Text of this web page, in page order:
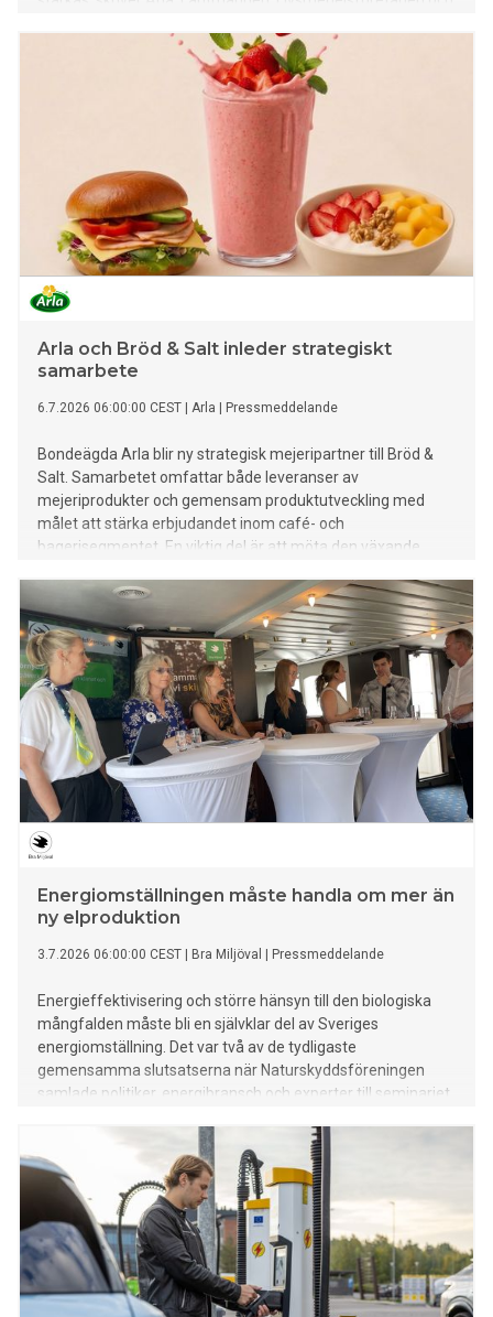
Arla och Bröd & Salt inleder strategiskt
samarbete
6.7.2026 06:00:00 CEST Arla Pressmeddelande
Bondeägda Arla blir ny strategisk mejeripartner till Bröd &
Salt. Samarbetet omfattar både leveranser av
mejeriprodukter och gemensam produktutveckling med
målet att stärka erbjudandet inom café- och
bagerisegmentet. En viktig del är att möta den växande
minst bland unga konsumenter.
Energiomställningen måste handla om mer än
ny elproduktion
3.7.2026 06:00:00 CEST Bra Miljöval Pressmeddelande
Energieffektivisering och större hänsyn till den biologiska
mångfalden måste bli en självklar del av Sveriges
energiomställning. Det var två av de tydligaste
gemensamma slutsatserna när Naturskyddsföreningen
samlade politiker, energibransch och experter till seminariet
klimat och biologisk mångfald?" under Almedalsveckan.